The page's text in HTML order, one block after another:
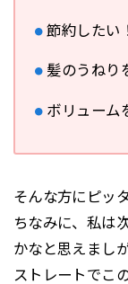
節約したい
髪のうねり
ボリューム
そんな方にピッ
ちなみに、私は
かな と思えましが
ストレートでこ